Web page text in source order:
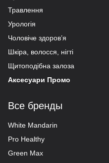
Травлення
Урологія
Чоловіче здоров’я
Шкіра, волосся, нігті
Щитоподібна залоза
Аксесуари Промо
Все бренды
White Mandarin
Pro Healthy
Green Max